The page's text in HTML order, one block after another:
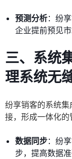
预测分析：纷
企业提前预见
三、系统
理系统无
纷享销客的系统
接，形成一体化的
数据同步：纷
步，提高数据